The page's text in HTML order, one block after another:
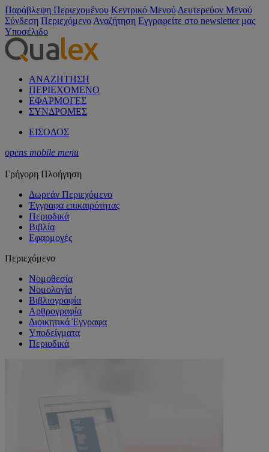
Παράβλεψη Περιεχομένου Κεντρικό Μενού Δευτερεύον Μενού
Σύνδεση Περιεχόμενο Αναζήτηση Εγγραφείτε στο newsletter μας
Υποσέλιδο
ΑΝΑΖΗΤΗΣΗ
ΠΕΡΙΕΧΟΜΕΝΟ
ΕΦΑΡΜΟΓΕΣ
ΣΥΝΔΡΟΜΕΣ
ΕΙΣΟΔΟΣ
opens mobile menu
Γρήγορη Πλοήγηση
Δωρεάν Περιεχόμενο
Έγγραφα επικαιρότητας
Περιοδικά
Βιβλία
Εφαρμογές
Περιεχόμενο
Νομοθεσία
Νομολογία
Βιβλιογραφία
Αρθρογραφία
Διοικητικά Έγγραφα
Υποδείγματα
Περιοδικά